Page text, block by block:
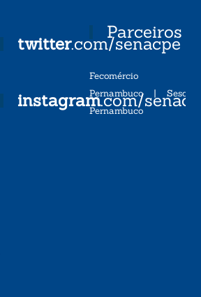
twitter.com/senacpe
instagram.com/
Parceiros
Fecomércio
Pernambuco| Sesc
Pernambuco